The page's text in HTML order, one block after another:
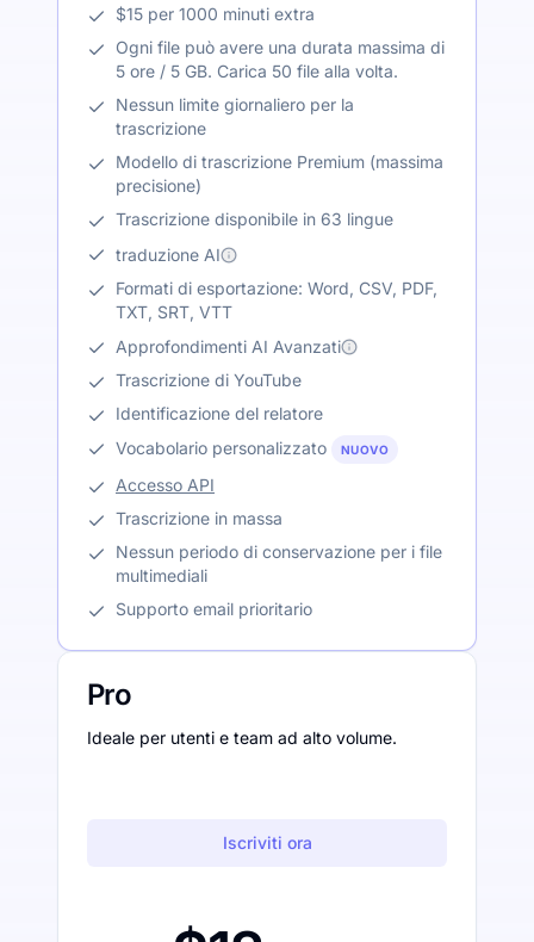
$15 per 1000 minuti extra
Ogni file può avere una durata massima di
5 ore / 5 GB. Carica 50 file alla volta.
Nessun limite giornaliero per la
trascrizione
Modello di trascrizione Premium (massima
precisione)
Trascrizione disponibile in 63 lingue
traduzione AI
Formati di esportazione: Word, CSV, PDF,
TXT, SRT, VTT
Approfondimenti AI Avanzati
Trascrizione di YouTube
Identificazione del relatore
Vocabolario personalizzato
NUOVO
Accesso API
Trascrizione in massa
Nessun periodo di conservazione per i file
multimediali
Supporto email prioritario
Pro
Ideale per utenti e team ad alto volume.
Iscriviti ora